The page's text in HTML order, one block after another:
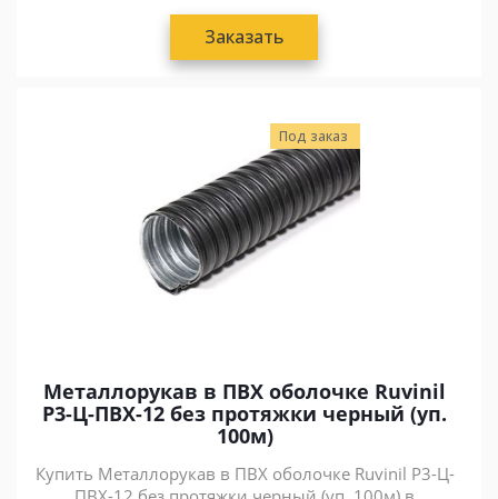
Заказать
Под заказ
Металлорукав в ПВХ оболочке Ruvinil
Р3-Ц-ПВХ-12 без протяжки черный (уп.
100м)
Купить Металлорукав в ПВХ оболочке Ruvinil Р3-Ц-